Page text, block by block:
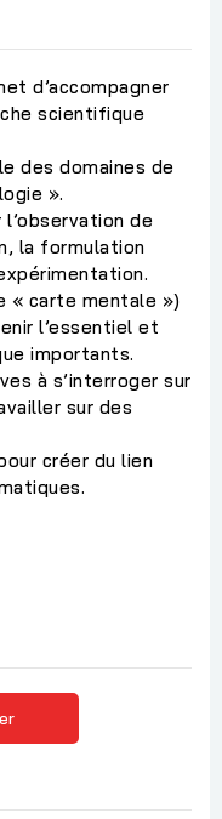
d’accompagner
scientifique
des domaines de
».
de
la formulation
« carte mentale »)
l’essentiel et
importants.
à s’interroger sur
sur des
créer du lien